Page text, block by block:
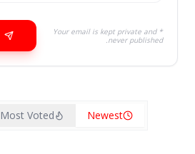
* Your email is kept private and
never published.
Newest
Most Voted